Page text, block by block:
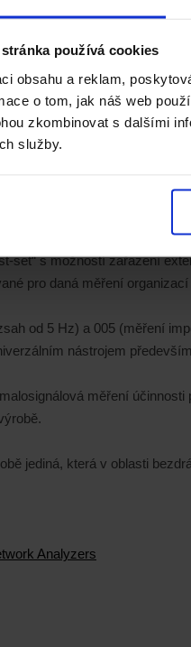
používá cookies
obsahu a reklam,
o tom, jak náš web
zkombinovat s dalšími
služby.
jeden ze tří modelů
set“ s možností zařazení
pro daná měření
od 5 Hz) a 005 (měření
nástrojem
měření
jediná, která v oblasti
Analyzers